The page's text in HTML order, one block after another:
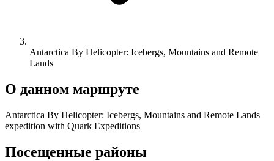
Antarctica By Helicopter: Icebergs, Mountains and Remote
Lands​
О данном маршруте
Antarctica By Helicopter: Icebergs, Mountains and Remote Lands​
expedition with Quark Expeditions
Посещенные районы